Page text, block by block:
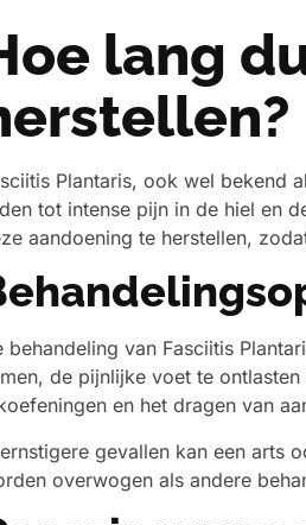
lang
Plantaris, ook wel bekend
tot intense pijn in de hiel en
aandoening te herstellen,
behandeling van Fasciitis
de pijnlijke voet te
en het dragen van
gevallen kan een arts
overwogen als andere